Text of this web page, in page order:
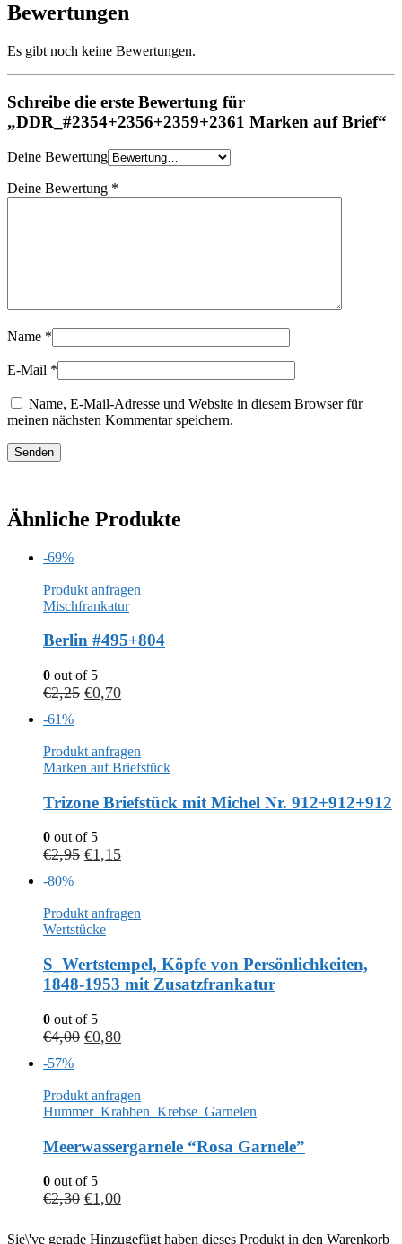
Bewertungen
Es gibt noch keine Bewertungen.
Schreibe die erste Bewertung für
„DDR_#2354+2356+2359+2361 Marken auf Brief“
Deine Bewertung
Deine Bewertung *
Name *
E-Mail *
Name, E-Mail-Adresse und Website in diesem Browser für
meinen nächsten Kommentar speichern.
Ähnliche Produkte
-69%
Produkt anfragen
Mischfrankatur
Berlin #495+804
0 out of 5
€2,25 €0,70
-61%
Produkt anfragen
Marken auf Briefstück
Trizone Briefstück mit Michel Nr. 912+912+912
0 out of 5
€2,95 €1,15
-80%
Produkt anfragen
Wertstücke
S_Wertstempel, Köpfe von Persönlichkeiten,
1848-1953 mit Zusatzfrankatur
0 out of 5
€4,00 €0,80
-57%
Produkt anfragen
Hummer_Krabben_Krebse_Garnelen
Meerwassergarnele “Rosa Garnele”
0 out of 5
€2,30 €1,00
Sie\'ve gerade Hinzugefügt haben dieses Produkt in den Warenkorb